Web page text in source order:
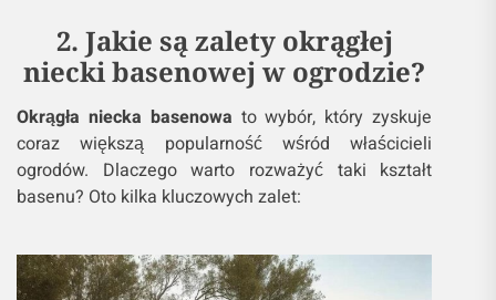
2. Jakie są zalety okrągłej
niecki basenowej w ogrodzie?
Okrągła niecka basenowa to wybór, który zyskuje
coraz większą popularność wśród właścicieli
ogrodów. Dlaczego warto rozważyć taki kształt
basenu? Oto kilka kluczowych zalet: